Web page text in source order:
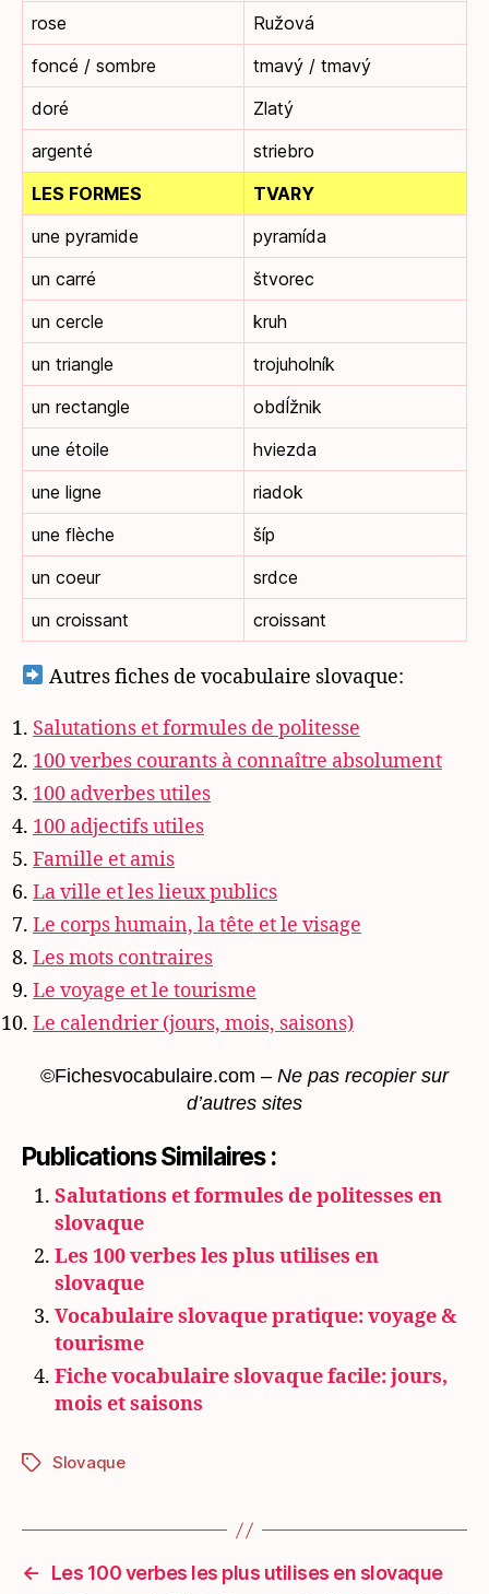
rose
Ružová
foncé / sombre
tmavý / tmavý
doré
Zlatý
argenté
striebro
LES FORMES
TVARY
une pyramide
pyramída
un carré
štvorec
un cercle
kruh
un triangle
trojuholník
un rectangle
obdĺžnik
une étoile
hviezda
une ligne
riadok
une flèche
šíp
un coeur
srdce
un croissant
croissant
Autres fiches de vocabulaire slovaque:
Salutations et formules de politesse
100 verbes courants à connaître absolument
100 adverbes utiles
100 adjectifs utiles
Famille et amis
La ville et les lieux publics
Le corps humain, la tête et le visage
Les mots contraires
Le voyage et le tourisme
Le calendrier (jours, mois, saisons)
©Fichesvocabulaire.com – Ne pas recopier sur
d’autres sites
Publications Similaires :
Salutations et formules de politesses en
slovaque
Les 100 verbes les plus utilises en
slovaque
Vocabulaire slovaque pratique: voyage &
tourisme
Fiche vocabulaire slovaque facile: jours,
mois et saisons
Étiquettes
Slovaque
←
Les 100 verbes les plus utilises en slovaque